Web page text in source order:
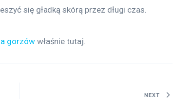
się gładką skórą przez długi czas.
gorzów właśnie tutaj.
NEXT